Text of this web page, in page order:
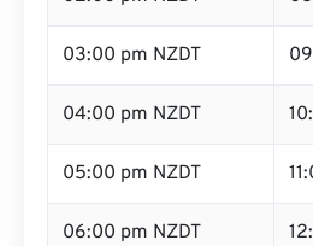
03:00 pm NZDT
04:00 pm NZDT
05:00 pm NZDT
06:00 pm NZDT